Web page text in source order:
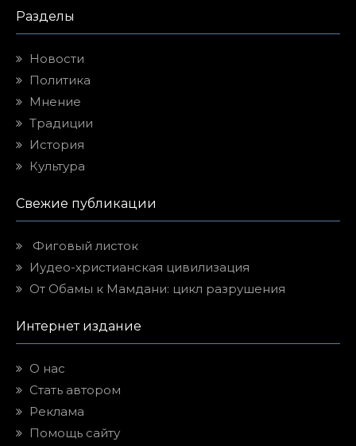
Разделы
Новости
Политика
Мнение
Традиции
История
Культура
Свежие публикации
Фиговый листок
Иудео-христианская цивилизация
От Обамы к Мамдани: цикл разрушения
Интернет издание
О нас
Стать автором
Реклама
Помощь сайту